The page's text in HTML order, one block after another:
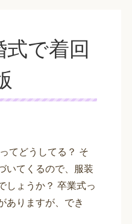
で着回
てどうしてる？ そ
いてくるので、服装
しょうか？ 卒業式っ
ありますが、でき